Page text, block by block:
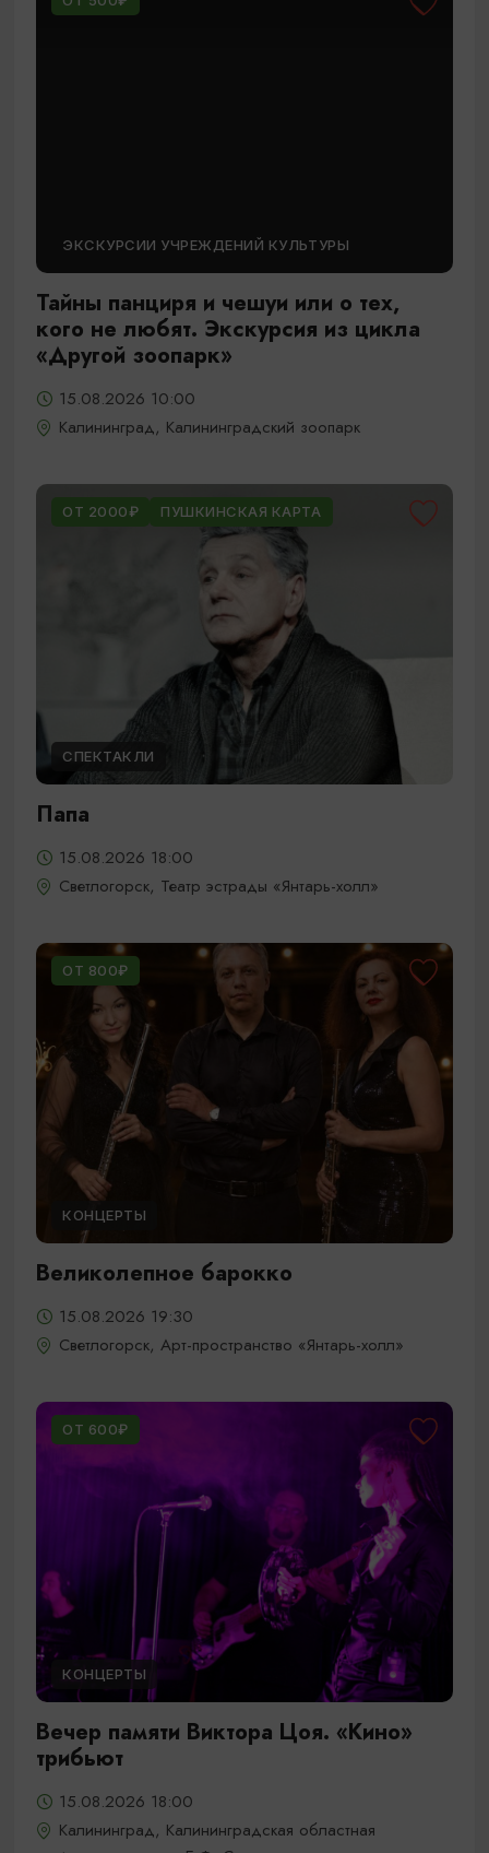
ЭКСКУРСИИ УЧРЕЖДЕНИЙ КУЛЬТУРЫ
Тайны панциря и чешуи или о тех,
кого не любят. Экскурсия из цикла
«Другой зоопарк»
15.08.2026 10:00
Калининград, Калининградский зоопарк
ОТ 2000₽ ПУШКИНСКАЯ КАРТА
СПЕКТАКЛИ
Папа
15.08.2026 18:00
Светлогорск, Театр эстрады «Янтарь-холл»
ОТ 800₽
КОНЦЕРТЫ
Великолепное барокко
15.08.2026 19:30
Светлогорск, Арт-пространство «Янтарь-холл»
ОТ 600₽
КОНЦЕРТЫ
Вечер памяти Виктора Цоя. «Кино»
трибьют
15.08.2026 18:00
Калининград, Калининградская областная